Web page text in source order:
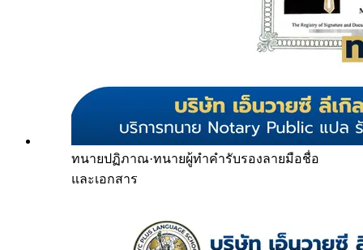
ทนายปฏิภาณ·ทนายผู้ทำคำรับรองลายมือชื่อ
และเอกสาร